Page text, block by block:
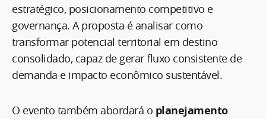
estratégico, posicionamento competitivo e
governança. A proposta é analisar como
transformar potencial territorial em destino
consolidado, capaz de gerar fluxo consistente de
demanda e impacto econômico sustentável.
O evento também abordará o planejamento